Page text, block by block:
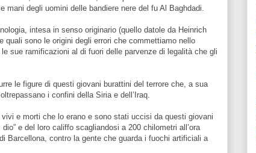
mani degli uomini delle bandiere nere del fu Al Baghdadi.
intesa in senso originario (quello datole da Heinrich
quali sono le origini degli errori che commettiamo nello
sue ramificazioni al di fuori delle parvenze di legalità che gli
le figure di questi giovani burattini del terrore che, a sua
i confini della Siria e dell’Iraq.
e morti che lo erano e sono stati uccisi da questi giovani
e del loro califfo scagliandosi a 200 chilometri all’ora
Barcellona, contro la gente che guarda i fuochi artificiali a